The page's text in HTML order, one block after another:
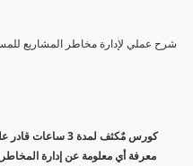
شرح عملي لإدارة مخاطر المشاريع
كورس مٌكثف لمدة
معرفة أي معلومة عن إدارة